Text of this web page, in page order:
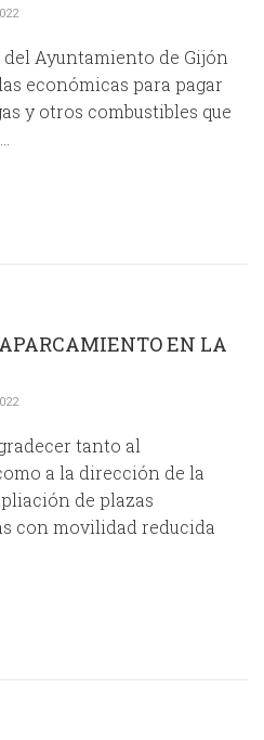
Ayuntamiento de Gijón
económicas para pagar
y otros combustibles que
EN LA
tanto al
a la dirección de la
de plazas
con movilidad reducida